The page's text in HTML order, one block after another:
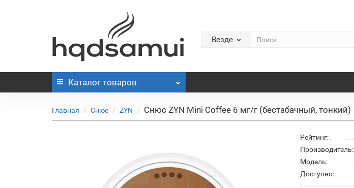
Везде
Каталог товаров
Главная Снюс ZYN Снюс ZYN Mini Coffee 6 мг/г (бестабачный, тонкий)
Рейтинг:
Производитель:
Модель:
Доступно: